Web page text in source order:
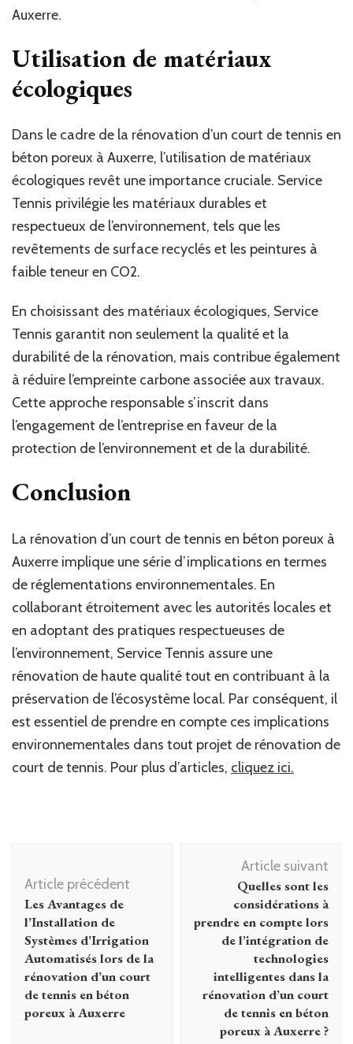
Auxerre.
Utilisation de matériaux
écologiques
Dans le cadre de la rénovation d’un court de tennis en
béton poreux à Auxerre, l’utilisation de matériaux
écologiques revêt une importance cruciale. Service
Tennis privilégie les matériaux durables et
respectueux de l’environnement, tels que les
revêtements de surface recyclés et les peintures à
faible teneur en CO2.
En choisissant des matériaux écologiques, Service
Tennis garantit non seulement la qualité et la
durabilité de la rénovation, mais contribue également
à réduire l’empreinte carbone associée aux travaux.
Cette approche responsable s’inscrit dans
l’engagement de l’entreprise en faveur de la
protection de l’environnement et de la durabilité.
Conclusion
La rénovation d’un court de tennis en béton poreux à
Auxerre implique une série d’implications en termes
de réglementations environnementales. En
collaborant étroitement avec les autorités locales et
en adoptant des pratiques respectueuses de
l’environnement, Service Tennis assure une
rénovation de haute qualité tout en contribuant à la
préservation de l’écosystème local. Par conséquent, il
est essentiel de prendre en compte ces implications
environnementales dans tout projet de rénovation de
court de tennis. Pour plus d’articles, cliquez ici.
d'article
Article précédent
Les Avantages de
l’Installation de
Systèmes d’Irrigation
Automatisés lors de la
rénovation d’un court
de tennis en béton
poreux à Auxerre
Article suivant
Quelles sont les
considérations à
prendre en compte lors
de l’intégration de
technologies
intelligentes dans la
rénovation d’un court
de tennis en béton
poreux à Auxerre ?